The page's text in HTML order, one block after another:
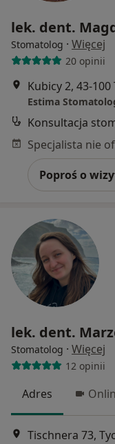
lek. dent.
Stomatolog · Więcej
20 opinii
Kubicy 2, 43-100
Estima
Konsultacja
Poproś o
lek. dent.
Stomatolog · Więcej
12 opinii
Adres
Tischnera 73,